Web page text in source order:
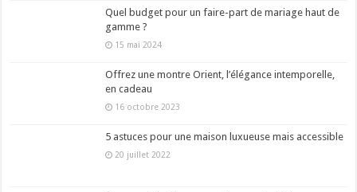
Quel budget pour un faire-part de mariage haut de
gamme ?
15 mai 2024
Offrez une montre Orient, l’élégance intemporelle,
en cadeau
16 octobre 2023
5 astuces pour une maison luxueuse mais accessible
20 juillet 2022